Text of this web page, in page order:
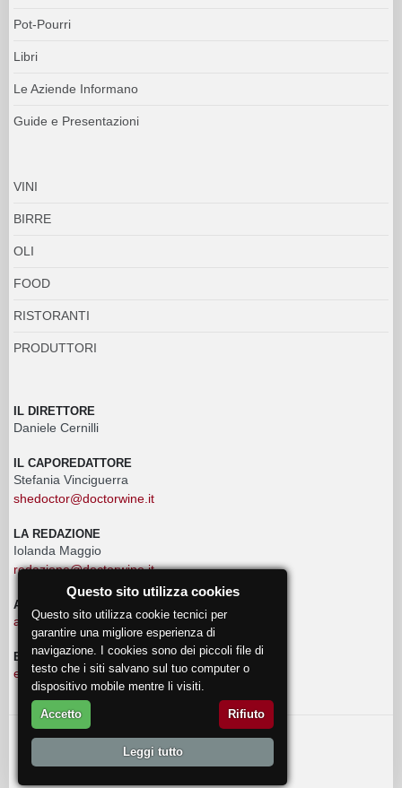
Pot-Pourri
Libri
Le Aziende Informano
Guide e Presentazioni
VINI
BIRRE
OLI
FOOD
RISTORANTI
PRODUTTORI
IL DIRETTORE
Daniele Cernilli
IL CAPOREDATTORE
Stefania Vinciguerra
shedoctor@doctorwine.it
LA REDAZIONE
Iolanda Maggio
redazione@doctorwine.it
ADVERTISING
advertising@doctorwine.it
EVENTI
eventi@doctorwine.it
© 2018 DoctorWine .
Questo sito utilizza cookies
Questo sito utilizza cookie tecnici per
garantire una migliore esperienza di
navigazione. I cookies sono dei piccoli file di
testo che i siti salvano sul tuo computer o
dispositivo mobile mentre li visiti.
Accetto Rifiuto
Leggi tutto